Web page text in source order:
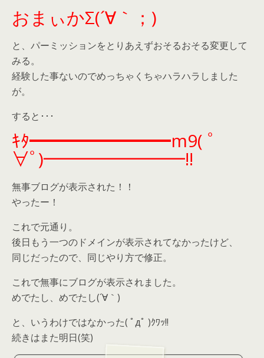
おまぃかΣ(´∀｀；)
と、パーミッションをとりあえずおそるおそる変更して
みる。
経験した事ないのでめっちゃくちゃハラハラしました
が。
すると･･･
ｷﾀ━━━━━━━━m9( ﾟ
∀ﾟ)━━━━━━━━!!
無事ブログが表示された！！
やったー！
これで元通り。
後日もう一つのドメインが表示されてなかったけど、
同じだったので、同じやり方で修正。
これで無事にブログが表示されました。
めでたし、めでたし(´∀｀)
と、いうわけではなかった( ﾟдﾟ )ｸﾜｯ!!
続きはまた明日(笑)